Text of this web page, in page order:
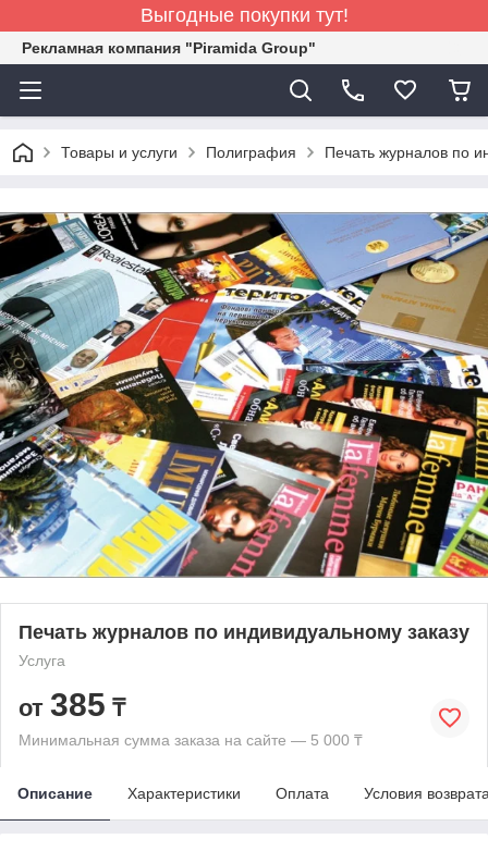
Выгодные покупки тут!
Рекламная компания "Piramida Group"
Товары и услуги Полиграфия Печать журналов по
Печать журналов по индивидуальному заказу
Услуга
от 385 ₸
Минимальная сумма заказа на сайте — 5 000 ₸
Описание Характеристики Оплата Условия